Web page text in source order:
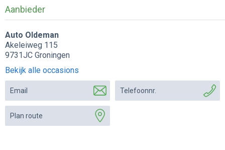
Aanbieder
Auto Oldeman
Akeleiweg 115
9731JC Groningen
Bekijk alle occasions
Email Telefoonnr.
Plan route